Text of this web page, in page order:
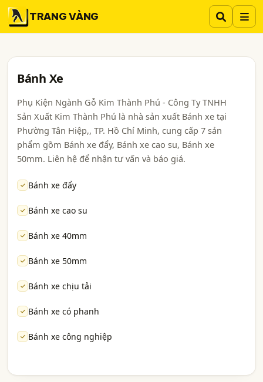
TRANG VÀNG
Bánh Xe
Phụ Kiện Ngành Gỗ Kim Thành Phú - Công Ty TNHH
Sản Xuất Kim Thành Phú là nhà sản xuất Bánh xe tại
Phường Tân Hiệp,, TP. Hồ Chí Minh, cung cấp 7 sản
phẩm gồm Bánh xe đẩy, Bánh xe cao su, Bánh xe
50mm. Liên hệ để nhận tư vấn và báo giá.
Bánh xe đẩy
Bánh xe cao su
Bánh xe 40mm
Bánh xe 50mm
Bánh xe chịu tải
Bánh xe có phanh
Bánh xe công nghiệp